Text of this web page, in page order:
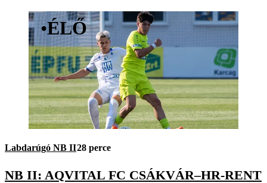
•ÉLŐ
Labdarúgó NB II28 perce
NB II: AQVITAL FC CSÁKVÁR–HR-RENT